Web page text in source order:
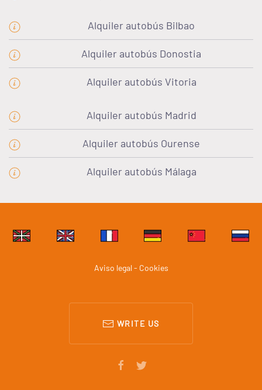
Alquiler autobús Bilbao
Alquiler autobús Donostia
Alquiler autobús Vitoria
Alquiler autobús Madrid
Alquiler autobús Ourense
Alquiler autobús Málaga
Aviso legal - Cookies
WRITE US